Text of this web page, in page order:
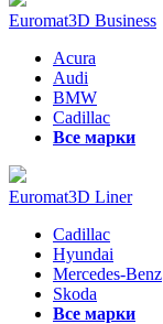
Euromat3D Business
Acura
Audi
BMW
Cadillac
Все марки
Euromat3D Liner
Cadillac
Hyundai
Mercedes-Benz
Skoda
Все марки